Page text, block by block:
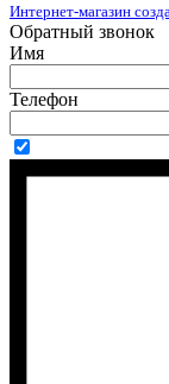
Интернет-магазин
Обратный звонок
Имя
Телефон